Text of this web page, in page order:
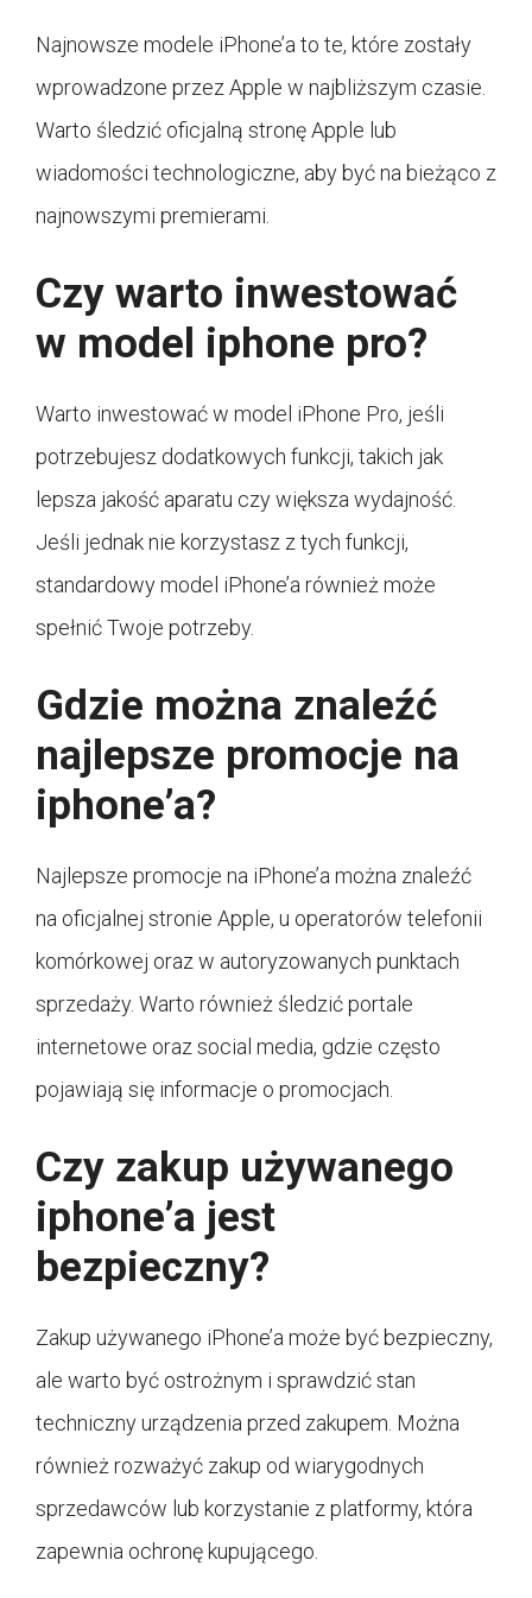
Najnowsze modele iPhone’a to te, które zostały
wprowadzone przez Apple w najbliższym czasie.
Warto śledzić oficjalną stronę Apple lub
wiadomości technologiczne, aby być na bieżąco z
najnowszymi premierami.
Czy warto inwestować
w model iphone pro?
Warto inwestować w model iPhone Pro, jeśli
potrzebujesz dodatkowych funkcji, takich jak
lepsza jakość aparatu czy większa wydajność.
Jeśli jednak nie korzystasz z tych funkcji,
standardowy model iPhone’a również może
spełnić Twoje potrzeby.
Gdzie można znaleźć
najlepsze promocje na
iphone’a?
Najlepsze promocje na iPhone’a można znaleźć
na oficjalnej stronie Apple, u operatorów telefonii
komórkowej oraz w autoryzowanych punktach
sprzedaży. Warto również śledzić portale
internetowe oraz social media, gdzie często
pojawiają się informacje o promocjach.
Czy zakup używanego
iphone’a jest
bezpieczny?
Zakup używanego iPhone’a może być bezpieczny,
ale warto być ostrożnym i sprawdzić stan
techniczny urządzenia przed zakupem. Można
również rozważyć zakup od wiarygodnych
sprzedawców lub korzystanie z platformy, która
zapewnia ochronę kupującego.